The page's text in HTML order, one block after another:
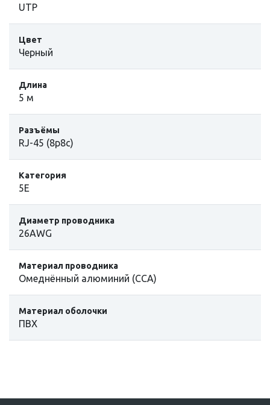
UTP
Цвет
Черный
Длина
5 м
Разъёмы
RJ-45 (8p8c)
Категория
5E
Диаметр проводника
26AWG
Материал проводника
Омеднённый алюминий (CCA)
Материал оболочки
ПВХ